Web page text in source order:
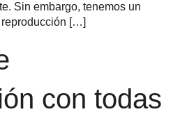
Sin embargo, tenemos un
reproducción […]
con todas